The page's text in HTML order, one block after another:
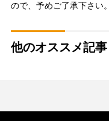
ので、予めご了承下さい。
他のオススメ記事